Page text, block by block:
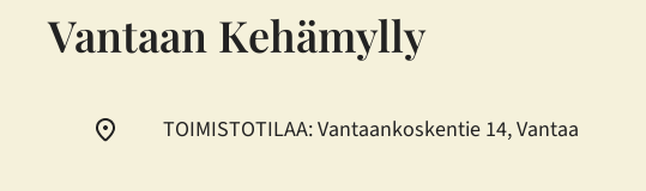
Vantaan Kehämylly
TOIMISTOTILAA: Vantaankoskentie 14, Vantaa